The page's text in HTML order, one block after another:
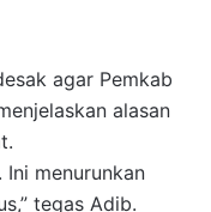
agar Pemkab
alasan
Ini menurunkan
tegas Adib.